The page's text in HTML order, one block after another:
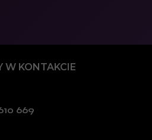
669
W KONTAKCIE